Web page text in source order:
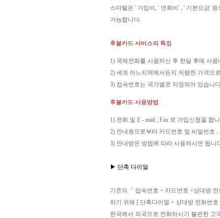
스마텔은 ' 가입비, ' 연회비' , ' 기본요금'
가능합니다.
후불카드 서비스의 특징
1) 국제전화를 사용하신 후 한달 후에 사
2) 세계 어느지역에서든지 저렴한 가격으
3) 접속번호는 국가별로 지정되어 있습니
후불카드 사용방법
1) 전화 및 E - mail , Fax 로 가입신청을 합
2) 안내원으로부터 카드번호 및 비밀번호
3) 안내받은 방법에 따라 사용하시면 됩니
▶ 단축 다이얼
기존의「 접속번호 + 카드번호 +상대방
하기 위해 [ 단축다이얼 + 상대방 전화번
한국에서 외국으로 전화하시기 불편한 고